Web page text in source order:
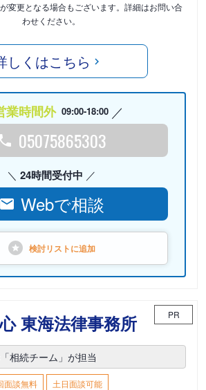
変更となる場合もございます。詳細はお問い合
わせください。
しくはこちら
業時間外 09:00-18:00
05075865303
24時間受付中
Webで相談
検討リストに追加
東海法律事務所 PR
相続チーム」が担当
面談無料
土日面談可能